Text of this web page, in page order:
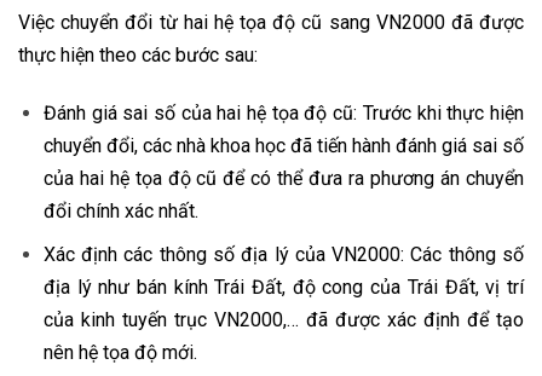
Việc chuyển đổi từ hai hệ tọa độ cũ sang VN2000 đã được
thực hiện theo các bước sau:
Đánh giá sai số của hai hệ tọa độ cũ: Trước khi thực hiện
chuyển đổi, các nhà khoa học đã tiến hành đánh giá sai số
của hai hệ tọa độ cũ để có thể đưa ra phương án chuyển
đổi chính xác nhất.
Xác định các thông số địa lý của VN2000: Các thông số
địa lý như bán kính Trái Đất, độ cong của Trái Đất, vị trí
của kinh tuyến trục VN2000,… đã được xác định để tạo
nên hệ tọa độ mới.